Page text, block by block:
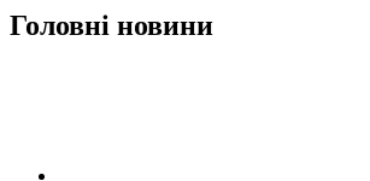
Головні новини